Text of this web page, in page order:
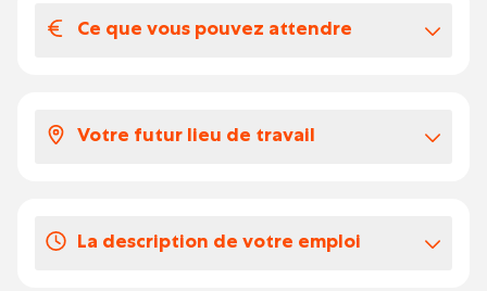
Ce que vous pouvez attendre
Travailler chez notre client, c'est rejoindre
hiérarchie horizontale .
Les Avantages :
Votre futur lieu de travail
différents groupes cibles, chacun ayant ses
La description de votre emploi